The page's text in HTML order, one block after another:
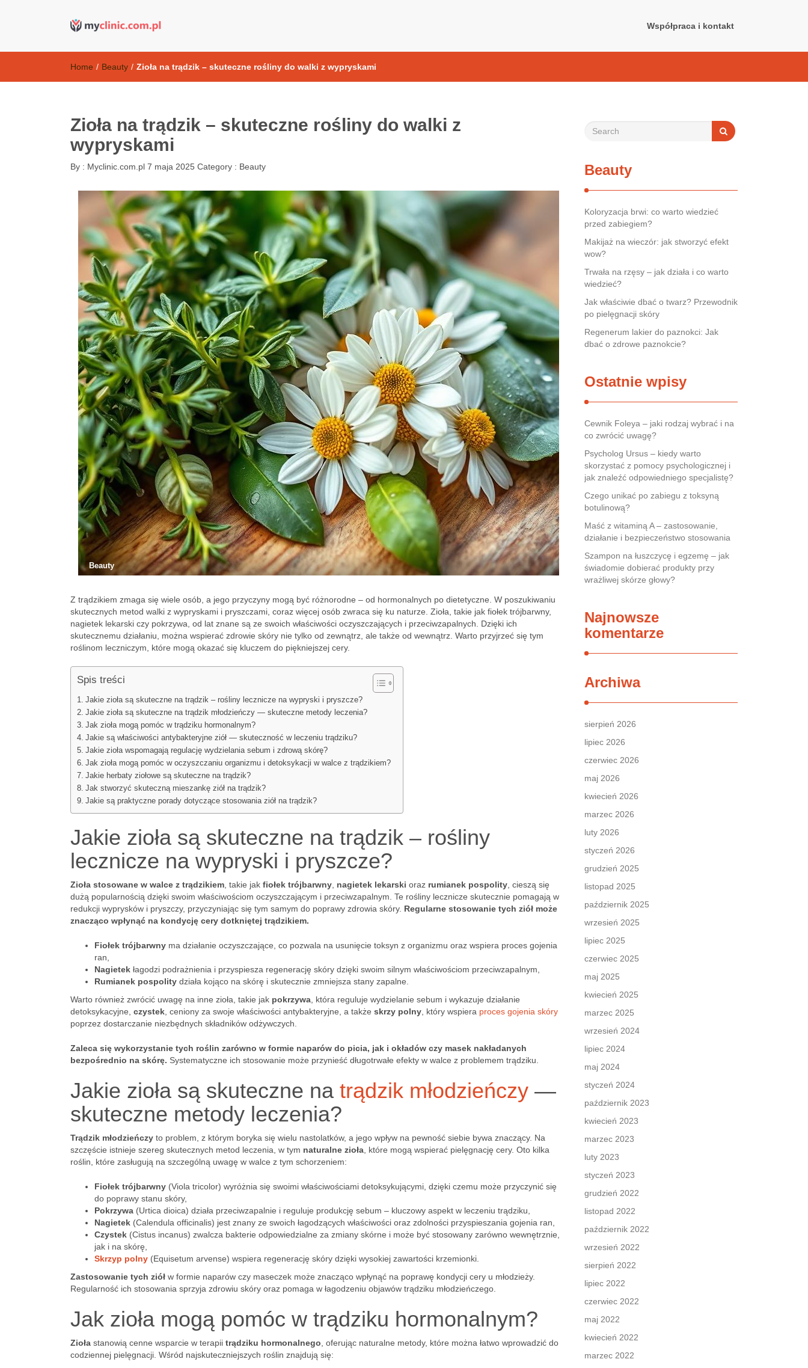
Współpraca i kontakt
Home / Beauty / Zioła na trądzik – skuteczne rośliny do walki z wypryskami
Zioła na trądzik – skuteczne rośliny do walki z
wypryskami
By : Myclinic.com.pl 7 maja 2025 Category : Beauty
Beauty
Z trądzikiem zmaga się wiele osób, a jego przyczyny mogą być różnorodne – od hormonalnych po dietetyczne. W poszukiwaniu
skutecznych metod walki z wypryskami i pryszczami, coraz więcej osób zwraca się ku naturze. Zioła, takie jak fiołek trójbarwny,
nagietek lekarski czy pokrzywa, od lat znane są ze swoich właściwości oczyszczających i przeciwzapalnych. Dzięki ich
skutecznemu działaniu, można wspierać zdrowie skóry nie tylko od zewnątrz, ale także od wewnątrz. Warto przyjrzeć się tym
roślinom leczniczym, które mogą okazać się kluczem do piękniejszej cery.
Spis treści
Jakie zioła są skuteczne na trądzik – rośliny lecznicze na wypryski i pryszcze?
Jakie zioła są skuteczne na trądzik młodzieńczy — skuteczne metody leczenia?
Jak zioła mogą pomóc w trądziku hormonalnym?
Jakie są właściwości antybakteryjne ziół — skuteczność w leczeniu trądziku?
Jakie zioła wspomagają regulację wydzielania sebum i zdrową skórę?
Jak zioła mogą pomóc w oczyszczaniu organizmu i detoksykacji w walce z trądzikiem?
Jakie herbaty ziołowe są skuteczne na trądzik?
Jak stworzyć skuteczną mieszankę ziół na trądzik?
Jakie są praktyczne porady dotyczące stosowania ziół na trądzik?
Jakie zioła są skuteczne na trądzik – rośliny
lecznicze na wypryski i pryszcze?
Zioła stosowane w walce z trądzikiem , takie jak fiołek trójbarwny nagietek lekarski oraz rumianek pospolity , cieszą się
dużą popularnością dzięki swoim właściwościom oczyszczającym i przeciwzapalnym. Te rośliny lecznicze skutecznie pomagają w
redukcji wyprysków i pryszczy, przyczyniając się tym samym do poprawy zdrowia skóry. Regularne stosowanie tych ziół może
znacząco wpłynąć na kondycję cery dotkniętej trądzikiem.
Fiołek trójbarwny ma działanie oczyszczające, co pozwala na usunięcie toksyn z organizmu oraz wspiera proces gojenia
ran,
Nagietek łagodzi podrażnienia i przyspiesza regenerację skóry dzięki swoim silnym właściwościom przeciwzapalnym,
Rumianek pospolity działa kojąco na skórę i skutecznie zmniejsza stany zapalne.
Warto również zwrócić uwagę na inne zioła, takie jak pokrzywa , która reguluje wydzielanie sebum i wykazuje działanie
detoksykacyjne, czystek , ceniony za swoje właściwości antybakteryjne, a także skrzy polny , który wspiera proces gojenia skóry
poprzez dostarczanie niezbędnych składników odżywczych.
Zaleca się wykorzystanie tych roślin zarówno w formie naparów do picia, jak i okładów czy masek nakładanych
bezpośrednio na skórę. Systematyczne ich stosowanie może przynieść długotrwałe efekty w walce z problemem trądziku.
Jakie zioła są skuteczne na trądzik młodzieńczy —
skuteczne metody leczenia?
Trądzik młodzieńczy to problem, z którym boryka się wielu nastolatków, a jego wpływ na pewność siebie bywa znaczący. Na
szczęście istnieje szereg skutecznych metod leczenia, w tym naturalne zioła , które mogą wspierać pielęgnację cery. Oto kilka
roślin, które zasługują na szczególną uwagę w walce z tym schorzeniem:
Fiołek trójbarwny (Viola tricolor) wyróżnia się swoimi właściwościami detoksykującymi, dzięki czemu może przyczynić się
do poprawy stanu skóry,
Pokrzywa (Urtica dioica) działa przeciwzapalnie i reguluje produkcję sebum – kluczowy aspekt w leczeniu trądziku,
Nagietek (Calendula officinalis) jest znany ze swoich łagodzących właściwości oraz zdolności przyspieszania gojenia ran,
Czystek (Cistus incanus) zwalcza bakterie odpowiedzialne za zmiany skórne i może być stosowany zarówno wewnętrznie,
jak i na skórę,
Skrzyp polny (Equisetum arvense) wspiera regenerację skóry dzięki wysokiej zawartości krzemionki.
Zastosowanie tych ziół w formie naparów czy maseczek może znacząco wpłynąć na poprawę kondycji cery u młodzieży.
Regularność ich stosowania sprzyja zdrowiu skóry oraz pomaga w łagodzeniu objawów trądziku młodzieńczego.
Jak zioła mogą pomóc w trądziku hormonalnym?
Zioła stanowią cenne wsparcie w terapii trądziku hormonalnego , oferując naturalne metody, które można łatwo wprowadzić do
codziennej pielęgnacji. Wśród najskuteczniejszych roślin znajdują się:
Beauty
Koloryzacja brwi: co warto wiedzieć
przed zabiegiem?
Makijaż na wieczór: jak stworzyć efekt
wow?
Trwała na rzęsy – jak działa i co warto
wiedzieć?
Jak właściwie dbać o twarz? Przewodnik
po pielęgnacji skóry
Regenerum lakier do paznokci: Jak
dbać o zdrowe paznokcie?
Ostatnie wpisy
Cewnik Foleya – jaki rodzaj wybrać i na
co zwrócić uwagę?
Psycholog Ursus – kiedy warto
skorzystać z pomocy psychologicznej i
jak znaleźć odpowiedniego specjalistę?
Czego unikać po zabiegu z toksyną
botulinową?
Maść z witaminą A – zastosowanie,
działanie i bezpieczeństwo stosowania
Szampon na łuszczycę i egzemę – jak
świadomie dobierać produkty przy
wrażliwej skórze głowy?
Najnowsze
komentarze
Archiwa
sierpień 2026
lipiec 2026
czerwiec 2026
maj 2026
kwiecień 2026
marzec 2026
luty 2026
styczeń 2026
grudzień 2025
listopad 2025
październik 2025
wrzesień 2025
lipiec 2025
czerwiec 2025
maj 2025
kwiecień 2025
marzec 2025
wrzesień 2024
lipiec 2024
maj 2024
styczeń 2024
październik 2023
kwiecień 2023
marzec 2023
luty 2023
styczeń 2023
grudzień 2022
listopad 2022
październik 2022
wrzesień 2022
sierpień 2022
lipiec 2022
czerwiec 2022
maj 2022
kwiecień 2022
marzec 2022